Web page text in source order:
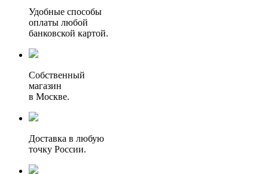
Удобные способы
оплаты любой
банковской картой.
Собственный
магазин
в Москве.
Доставка в любую
точку России.